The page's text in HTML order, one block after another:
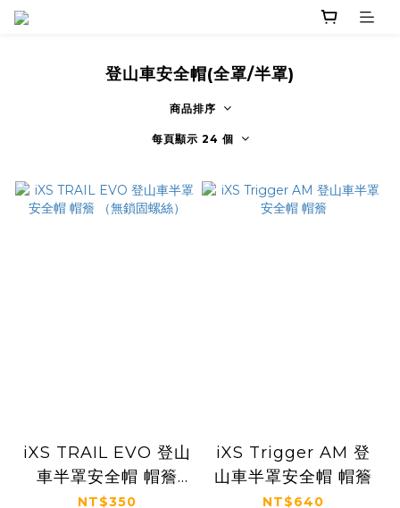
登山車安全帽(全罩/半罩)
商品排序
每頁顯示 24 個
iXS TRAIL EVO 登山
車半罩安全帽 帽簷
（無鎖固螺絲）
NT$350
iXS Trigger AM 登
山車半罩安全帽 帽簷
NT$640